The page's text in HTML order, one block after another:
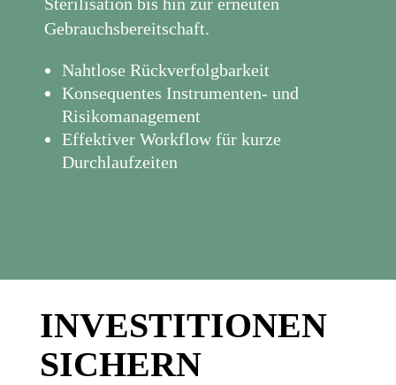
Gebrauchsbereitschaft.
Nahtlose Rückverfolgbarkeit
Konsequentes Instrumenten- und
Risikomanagement
Effektiver Workflow für kurze
Durchlaufzeiten
INVESTITIONEN
SICHERN